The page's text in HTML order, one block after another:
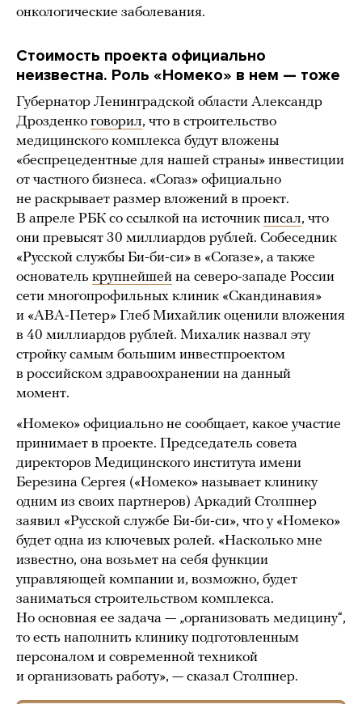
онкологические заболевания.
Стоимость проекта официально
неизвестна. Роль «Номеко» в нем — тоже
Губернатор Ленинградской области Александр
Дрозденко говорил, что в строительство
медицинского комплекса будут вложены
«беспрецедентные для нашей страны» инвестиции
от частного бизнеса. «Согаз» официально
не раскрывает размер вложений в проект.
В апреле РБК со ссылкой на источник писал, что
они превысят 30 миллиардов рублей. Собеседник
«Русской службы Би-би-си» в «Согазе», а также
основатель крупнейшей на северо-западе России
сети многопрофильных клиник «Скандинавия»
и «АВА-Петер» Глеб Михайлик оценили вложения
в 40 миллиардов рублей. Михалик назвал эту
стройку самым большим инвестпроектом
в российском здравоохранении на данный
момент.
«Номеко» официально не сообщает, какое участие
принимает в проекте. Председатель совета
директоров Медицинского института имени
Березина Сергея («Номеко» называет клинику
одним из своих партнеров) Аркадий Столпнер
заявил «Русской службе Би-би-си», что у «Номеко»
будет одна из ключевых ролей. «Насколько мне
известно, она возьмет на себя функции
управляющей компании и, возможно, будет
заниматься строительством комплекса.
Но основная ее задача — „организовать медицину“,
то есть наполнить клинику подготовленным
персоналом и современной техникой
и организовать работу», — сказал Столпнер.